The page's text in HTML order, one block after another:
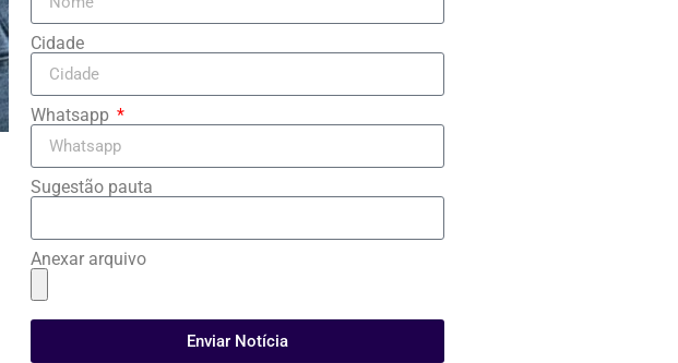
Cidade
Whatsapp
Sugestão pauta
Anexar arquivo
Enviar Notícia